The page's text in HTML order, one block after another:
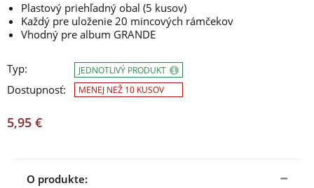
Plastový priehľadný obal (5 kusov)
Každý pre uloženie 20 mincových rámčekov
Vhodný pre album GRANDE
Typ:
Dostupnosť:
JEDNOTLIVÝ PRODUKT
MENEJ NEŽ 10 KUSOV
5,95 €
O produkte: